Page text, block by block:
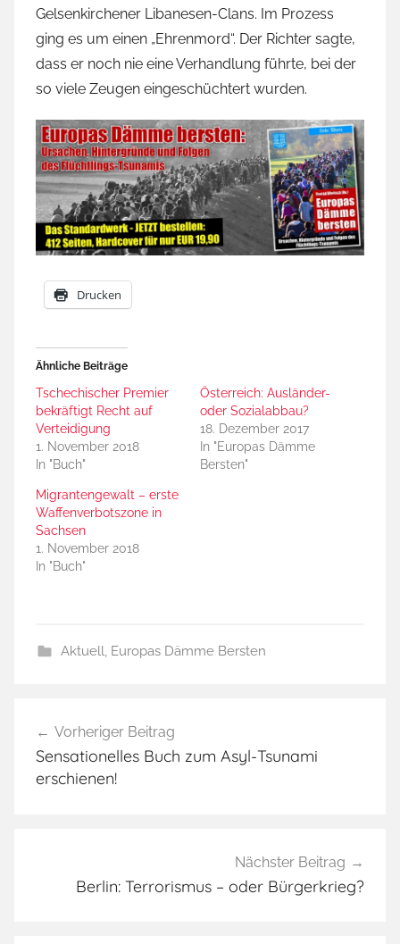
Gelsenkirchener Libanesen-Clans. Im Prozess
ging es um einen „Ehrenmord“. Der Richter sagte,
dass er noch nie eine Verhandlung führte, bei der
so viele Zeugen eingeschüchtert wurden.
Drucken
Ähnliche Beiträge
Tschechischer Premier
bekräftigt Recht auf
Verteidigung
1. November 2018
In "Buch"
Österreich: Ausländer-
oder Sozialabbau?
18. Dezember 2017
In "Europas Dämme
Bersten"
Migrantengewalt – erste
Waffenverbotszone in
Sachsen
1. November 2018
In "Buch"
Aktuell, Europas Dämme Bersten
l
ä
Vorheriger Beitrag
Sensationelles Buch zum Asyl-Tsunami
erschienen!
Nächster Beitrag
Berlin: Terrorismus – oder Bürgerkrieg?